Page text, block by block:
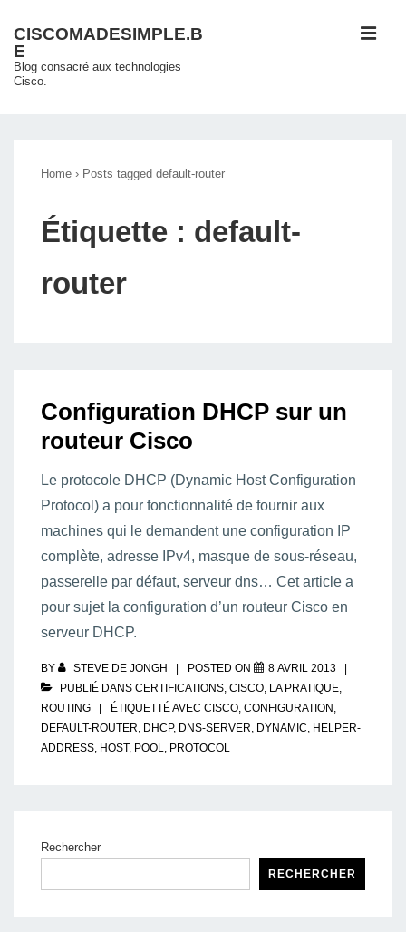
passer
au
contenu
CISCOMADESIMPLE.B
E
Blog consacré aux technologies
Cisco.
Home › Posts tagged default-router
Étiquette : default-
router
Configuration DHCP sur un
routeur Cisco
Le protocole DHCP (Dynamic Host Configuration
Protocol) a pour fonctionnalité de fournir aux
machines qui le demandent une configuration IP
complète, adresse IPv4, masque de sous-réseau,
passerelle par défaut, serveur dns… Cet article a
pour sujet la configuration d’un routeur Cisco en
serveur DHCP.
BY STEVE DE JONGH POSTED ON
8 AVRIL 2013
PUBLIÉ DANS CERTIFICATIONS, CISCO, LA PRATIQUE,
ROUTING
ÉTIQUETTÉ AVEC CISCO, CONFIGURATION ,
DEFAULT-ROUTER, DHCP, DNS-SERVER, DYNAMIC, HELPER-
ADDRESS, HOST, POOL, PROTOCOL
Rechercher
RECHERCHER